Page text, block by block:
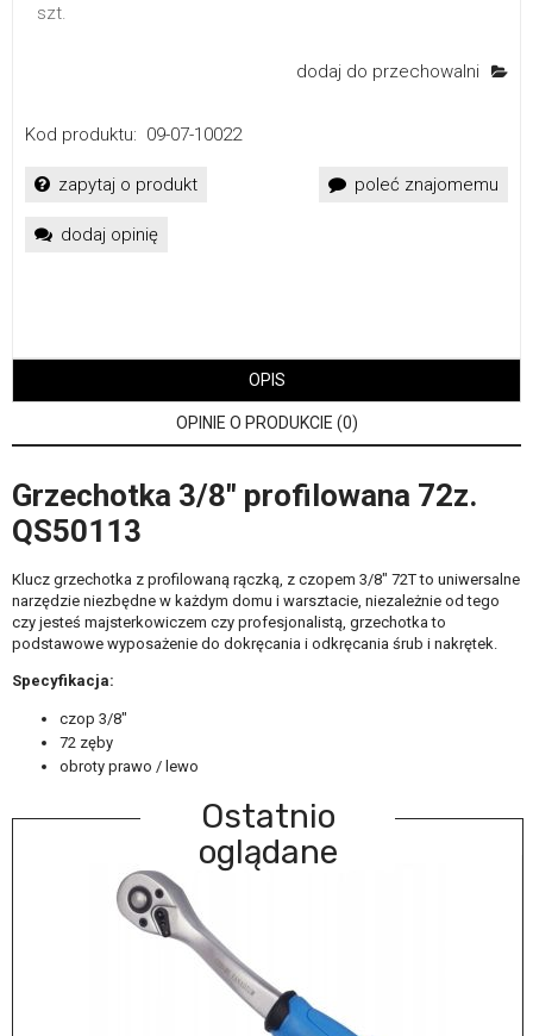
szt.
dodaj do przechowalni
Kod produktu: 09-07-10022
zapytaj o produkt poleć znajomemu
dodaj opinię
OPIS
OPINIE O PRODUKCIE (0)
Grzechotka 3/8" profilowana 72z.
QS50113
Klucz grzechotka z profilowaną rączką, z czopem 3/8" 72T to uniwersalne
narzędzie niezbędne w każdym domu i warsztacie, niezależnie od tego
czy jesteś majsterkowiczem czy profesjonalistą, grzechotka to
podstawowe wyposażenie do dokręcania i odkręcania śrub i nakrętek.
Specyfikacja:
czop 3/8"
72 zęby
obroty prawo / lewo
Ostatnio
oglądane